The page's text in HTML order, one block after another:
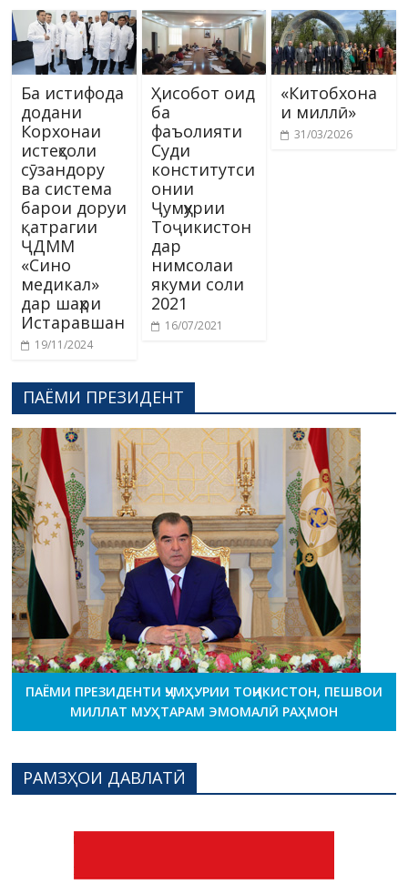
Ба истифода
додани
Корхонаи
истеҳсоли
сӯзандору
ва система
барои доруи
қатрагии
ҶДММ
«Сино
медикал»
дар шаҳри
Истаравшан
19/11/2024
Ҳисобот оид
ба
фаъолияти
Суди
конститутси
онии
Ҷумҳурии
Тоҷикистон
дар
нимсолаи
якуми соли
2021
16/07/2021
«Китобхона
и миллӣ»
31/03/2026
ПАЁМИ ПРЕЗИДЕНТ
ПАЁМИ ПРЕЗИДЕНТИ ҶУМҲУРИИ ТОҶИКИСТОН, ПЕШВОИ
МИЛЛАТ МУҲТАРАМ ЭМОМАЛӢ РАҲМОН
РАМЗҲОИ ДАВЛАТӢ